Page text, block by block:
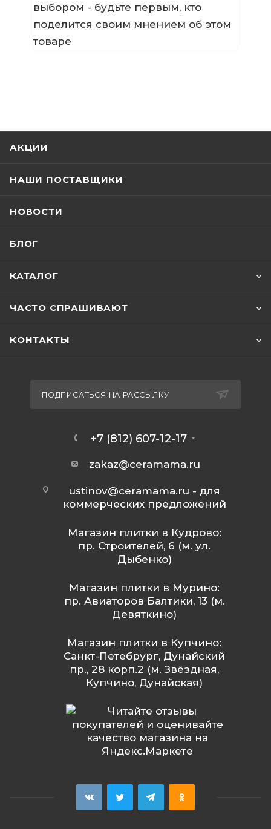
выбором - будьте первым, кто
поделится своим мнением об этом
товаре
АКЦИИ
НАШИ ПОСТАВЩИКИ
НОВОСТИ
БЛОГ
КАТАЛОГ
ЧАСТО СПРАШИВАЮТ
КОНТАКТЫ
ПОДПИСАТЬСЯ НА РАССЫЛКУ
+7 (812) 607-12-17
zakaz@ceramama.ru
ustinov@ceramama.ru - для
коммерческих предложений
Магазин плитки в Кудрово:
пр. Строителей, 6 (м. ул.
Дыбенко)
Магазин плитки в Мурино:
пр. Авиаторов Балтики, 13 (м.
Девяткино)
Магазин плитки в Купчино:
Санкт-Петебрург, Дунайский
пр., 28 корп.2 (м. Звёздная,
Купчино, Дунайская)